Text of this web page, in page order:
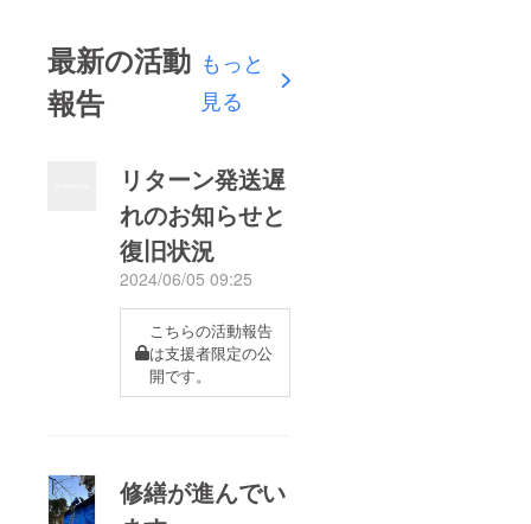
最新の活動
報告
もっと
見る
リターン発送遅
れのお知らせと
復旧状況
2024/06/05 09:25
こちらの活動報告
は支援者限定の公
開です。
修繕が進んでい